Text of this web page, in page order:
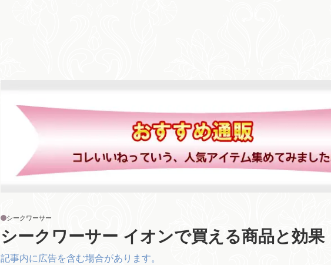
シークワーサー イオンで買える商品と効果
記事内に広告を含む場合があります。
シークワーサー